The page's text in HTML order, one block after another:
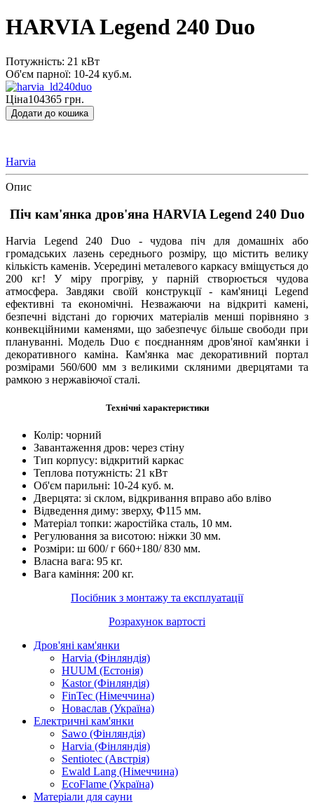
HARVIA Legend 240 Duo
Потужність: 21 кВт
Об'єм парної: 10-24 куб.м.
Ціна104365 грн.
Harvia
Опис
Піч кам'янка дров'яна HARVIA Legend 240 Duo
Harvia Legend 240 Duo - чудова піч для домашніх або
громадських лазень середнього розміру, що містить велику
кількість каменів. Усередині металевого каркасу вміщується до
200 кг! У міру прогріву, у парній створюється чудова
атмосфера. Завдяки своїй конструкції - кам'яниці Legend
ефективні та економічні. Незважаючи на відкриті камені,
безпечні відстані до горючих матеріалів менші порівняно з
конвекційними каменями, що забезпечує більше свободи при
плануванні. Модель Duo є поєднанням дров'яної кам'янки і
декоративного каміна. Кам'янка має декоративний портал
розмірами 560/600 мм з великими скляними дверцятами та
рамкою з нержавіючої сталі.
Технічні характеристики
Колір: чорний
Завантаження дров: через стіну
Тип корпусу: відкритий каркас
Теплова потужність: 21 кВт
Об'єм парильні: 10-24 куб. м.
Дверцята: зі склом, відкривання вправо або вліво
Відведення диму: зверху, Ф115 мм.
Матеріал топки: жаростійка сталь, 10 мм.
Регулювання за висотою: ніжки 30 мм.
Розміри: ш 600/ г 660+180/ 830 мм.
Власна вага: 95 кг.
Вага каміння: 200 кг.
Посібник з монтажу та експлуатації
Розрахунок вартості
Дров'яні кам'янки
Harvia (Фінляндія)
HUUM (Естонія)
Kastor (Фінляндія)
FinTec (Німеччина)
Новаслав (Україна)
Електричні кам'янки
Sawo (Фінляндія)
Harvia (Фінляндія)
Sentiotec (Австрія)
Ewald Lang (Німеччина)
EcoFlame (Україна)
Матеріали для сауни